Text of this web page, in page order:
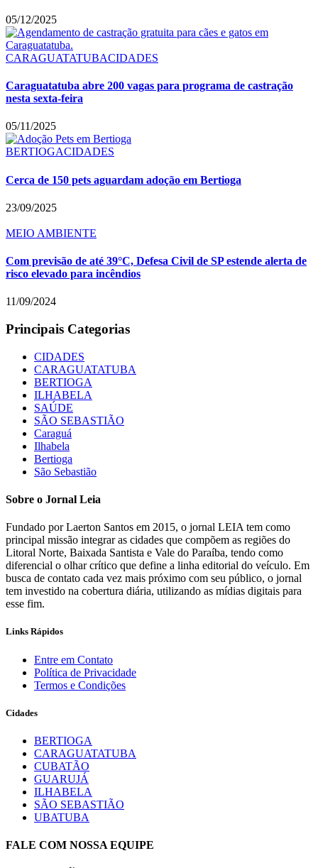
05/12/2025
CARAGUATATUBACIDADES
Caraguatatuba abre 200 vagas para programa de castração
nesta sexta-feira
05/11/2025
BERTIOGACIDADES
Cerca de 150 pets aguardam adoção em Bertioga
23/09/2025
MEIO AMBIENTE
Com previsão de até 39°C, Defesa Civil de SP estende alerta de
risco elevado para incêndios
11/09/2024
Principais Categorias
CIDADES
CARAGUATATUBA
BERTIOGA
ILHABELA
SAÚDE
SÃO SEBASTIÃO
Caraguá
Ilhabela
Bertioga
São Sebastião
Sobre o Jornal Leia
Fundado por Laerton Santos em 2015, o jornal LEIA tem como
principal missão integrar as cidades que compõem as regiões do
Litoral Norte, Baixada Santista e Vale do Paraíba, tendo como
diferencial o olhar crítico que define a linha editorial do veículo. Em
busca de contato cada vez mais próximo com seu público, o jornal
tem investido na cobertura diária, utilizando as mídias digitais para
esse fim.
Links Rápidos
Entre em Contato
Política de Privacidade
Termos e Condições
Cidades
BERTIOGA
CARAGUATATUBA
CUBATÃO
GUARUJÁ
ILHABELA
SÃO SEBASTIÃO
UBATUBA
FALE COM NOSSA EQUIPE